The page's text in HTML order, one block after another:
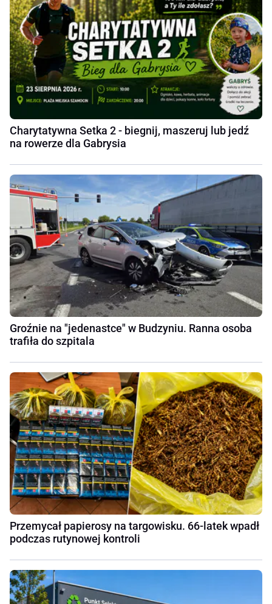
Charytatywna Setka 2 - biegnij, maszeruj lub jedź
na rowerze dla Gabrysia
Groźnie na "jedenastce" w Budzyniu. Ranna osoba
trafiła do szpitala
Przemycał papierosy na targowisku. 66-latek wpadł
podczas rutynowej kontroli